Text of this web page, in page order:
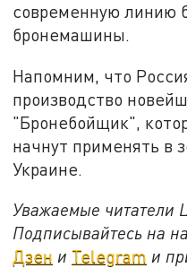
современную линию
бронемашины.
Напомним, что
производство
"Бронебойщик",
начнут применять в
Украине.
Уважаемые читатели
Подписывайтесь на
Дзен и Telegram и